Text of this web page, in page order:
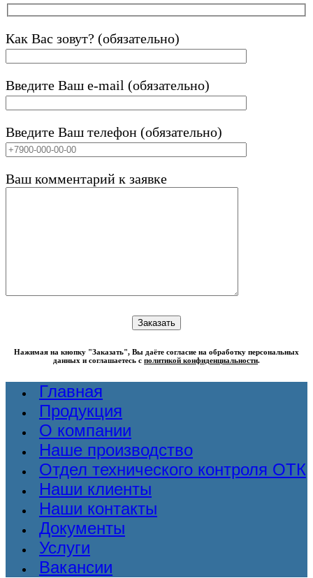
Как Вас зовут? (обязательно)
Введите Ваш e-mail (обязательно)
Введите Ваш телефон (обязательно)
Ваш комментарий к заявке
Нажимая на кнопку "Заказать", Вы даёте согласие на обработку персональных
данных и соглашаетесь с политикой конфиденциальности.
Главная
Продукция
О компании
Наше производство
Отдел технического контроля ОТК
Наши клиенты
Наши контакты
Документы
Услуги
Вакансии